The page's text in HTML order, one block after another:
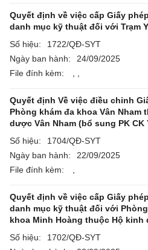
Quyết định về việc cấp Giấy
danh mục kỹ thuật đối với Trạm
Số hiệu:
1722/QĐ-SYT
Ngày ban hành:
24/09/2025
File đính kèm:
Quyết định Về việc điều chỉnh
Phòng khám đa khoa Vân Nham
dược Vân Nham (bổ sung PK CK
Số hiệu:
1704/QĐ-SYT
Ngày ban hành:
22/09/2025
File đính kèm:
Quyết định về việc cấp Giấy
danh mục kỹ thuật đối với
khoa Minh Hoàng thuộc Hộ kinh
Số hiệu:
1702/QĐ-SYT